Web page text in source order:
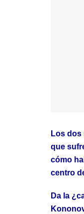
Los dos
que
cómo
centro
Da la